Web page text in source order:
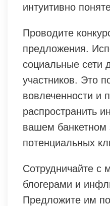
интуитивно
Проводите
предложения.
социальные сети
участников. Это
вовлеченности и
распространить
вашем банкетном
потенциальных
Сотрудничайте с
блогерами и
Предложите им